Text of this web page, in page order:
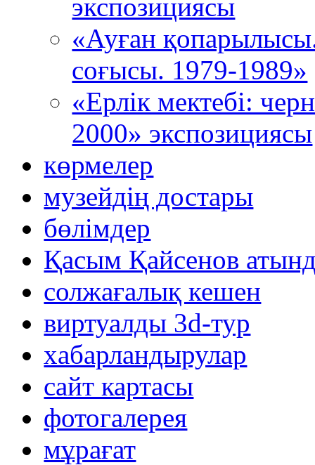
экспозициясы
«Ауған
соғысы. 1979-1989»
«Ерлік мектебі:
2000» экспозициясы
көрмелер
музейдің достары
бөлімдер
Қасым Қайсенов
солжағалық кешен
виртуалды 3d-тур
xабарландырулар
сайт картасы
фотогалерея
мұрағат